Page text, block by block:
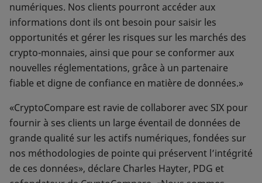
numériques. Nos clients pourront accéder aux
informations dont ils ont besoin pour saisir les
opportunités et gérer les risques sur les marchés des
crypto-monnaies, ainsi que pour se conformer aux
nouvelles réglementations, grâce à un partenaire
fiable et digne de confiance en matière de données.»
«CryptoCompare est ravie de collaborer avec SIX pour
fournir à ses clients un large éventail de données de
grande qualité sur les actifs numériques, fondées sur
nos méthodologies de pointe qui préservent l’intégrité
de ces données», déclare Charles Hayter, PDG et